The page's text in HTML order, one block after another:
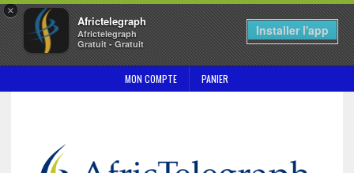
×
Africtelegraph
Africtelegraph
Gratuit - Gratuit
Installer l'app
MON COMPTE PANIER